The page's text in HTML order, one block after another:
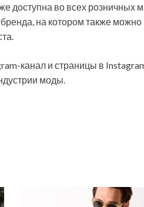
доступна во всех розничных
на котором также можно
канал и страницы в
моды.